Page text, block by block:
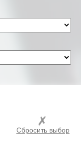
Сбросить выбор